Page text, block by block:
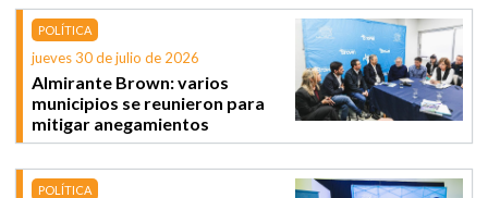
POLÍTICA
jueves 30 de julio de 2026
Almirante Brown: varios
municipios se reunieron para
mitigar anegamientos
POLÍTICA